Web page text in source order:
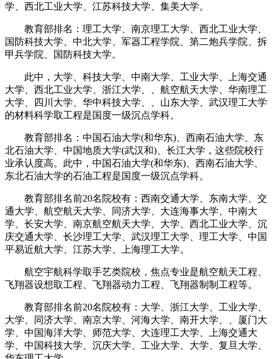
学、西北工业大学、江苏科技大学、集美大学。
教育部排名：理工大学、南京理工大学、西北工业大学、
国防科技大学、中北大学、军器工程学院、第二炮兵学院、拆
甲兵学院、国防科技大学。
此中，大学、科技大学、中南大学、工业大学、上海交通
大学、西北工业大学、浙江大学、、航空航天大学、华南理工
大学、四川大学、华中科技大学、、山东大学、武汉理工大学
的材料科学取工程是国度一级沉点学科。
教育部排名：中国石油大学(和华东)、西南石油大学、东
北石油大学、中国地质大学(武汉和)、长江大学，这些院校行
业承认度高。此中，中国石油大学(和华东)、西南石油大学、
东北石油大学的石油工程是国度一级沉点学科。
教育部排名前20名院校有：西南交通大学、东南大学、交
通大学、航空航天大学、同济大学、大连海事大学、中南大
学、长安大学、南京航空航天大学、大学、西北工业大学、沉
庆交通大学、长沙理工大学、武汉理工大学、理工大学、中国
平易近航大学、江苏大学、上海理工大学。
航空宇航科学取手艺类院校，焦点专业是航空航天工程、
飞翔器设想取工程、飞翔器动力工程、飞翔器制制工程等。
教育部排名前20名院校有：大学、浙江大学、工业大学、
大学、同济大学、南京大学、河海大学、南开大学、、厦门大
学、中国海洋大学、师范大学、大连理工大学、上海交通大
学、中国科技大学、沉庆大学、工业大学、大学、复旦大学、